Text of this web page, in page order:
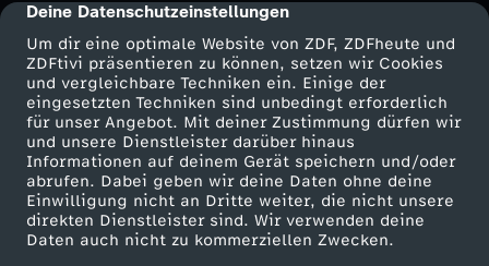
cmp-dialog-description
Deine Datenschutzeinstellungen
Um dir eine optimale Website von ZDF, ZDFheute und
ZDFtivi präsentieren zu können, setzen wir Cookies
und vergleichbare Techniken ein. Einige der
eingesetzten Techniken sind unbedingt erforderlich
für unser Angebot. Mit deiner Zustimmung dürfen wir
und unsere Dienstleister darüber hinaus
Informationen auf deinem Gerät speichern und/oder
abrufen. Dabei geben wir deine Daten ohne deine
Einwilligung nicht an Dritte weiter, die nicht unsere
direkten Dienstleister sind. Wir verwenden deine
Daten auch nicht zu kommerziellen Zwecken.
S
t
a
r
t
Mehr ZDF
ZDF-Apps
Smart TV
ZDFtext
Service
ZDFmitreden
Kontakt zum ZDF
Tickets